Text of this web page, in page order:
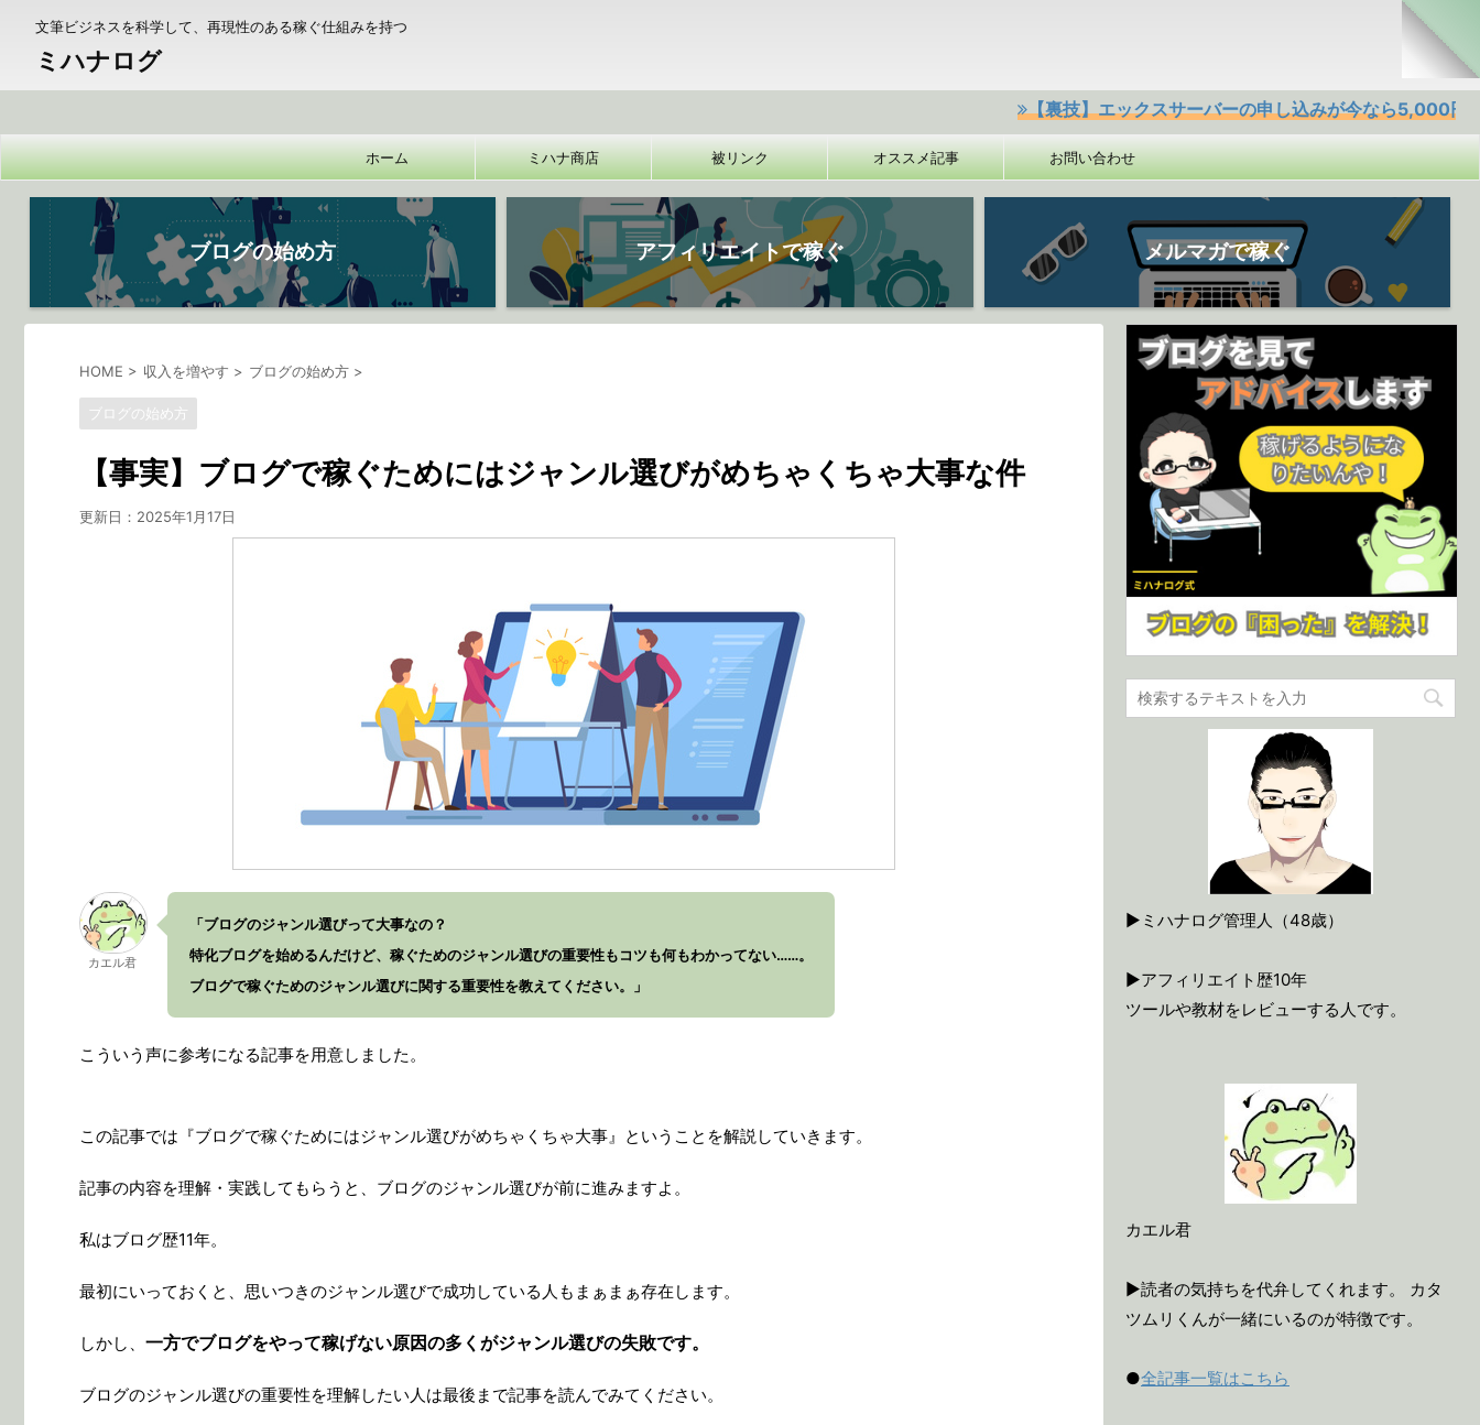
文筆ビジネスを科学して、再現性のある稼ぐ仕組みを持つ
ミハナログ
【裏技】エックスサーバーの申し込みが今なら5,000円offクーポ
ホーム ミハナ商店 被リンク オススメ記事 お問い合わせ
ブログの始め方 アフィリエイトで稼ぐ メルマガで稼ぐ
HOME > 収入を増やす > ブログの始め方 >
ブログの始め方
【事実】ブログで稼ぐためにはジャンル選びがめちゃくちゃ大事な件
更新日： 2025年1月17日
カエル君
「ブログのジャンル選びって大事なの？
特化ブログを始めるんだけど、稼ぐためのジャンル選びの重要性もコツも何もわかってない……。
ブログで稼ぐためのジャンル選びに関する重要性を教えてください。」
こういう声に参考になる記事を用意しました。
この記事では『ブログで稼ぐためにはジャンル選びがめちゃくちゃ大事』ということを解説していきます。
記事の内容を理解・実践してもらうと、ブログのジャンル選びが前に進みますよ。
私はブログ歴11年。
最初にいっておくと、思いつきのジャンル選びで成功している人もまぁまぁ存在します。
しかし、 一方でブログをやって稼げない原因の多くがジャンル選びの失敗です。
ブログのジャンル選びの重要性を理解したい人は最後まで記事を読んでみてください。
▶ミハナログ管理人（48歳）
▶アフィリエイト歴10年
ツールや教材をレビューする人です。
カエル君
▶読者の気持ちを代弁してくれます。 カタ
ツムリくんが一緒にいるのが特徴です。
●全記事一覧はこちら